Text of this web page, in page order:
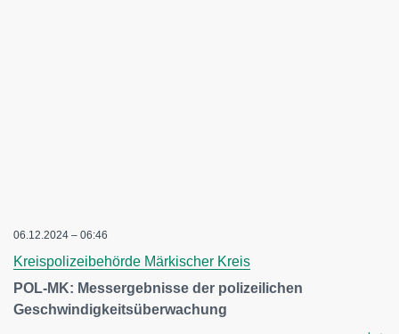
06.12.2024 – 06:46
Kreispolizeibehörde Märkischer Kreis
POL-MK: Messergebnisse der polizeilichen
Geschwindigkeitsüberwachung